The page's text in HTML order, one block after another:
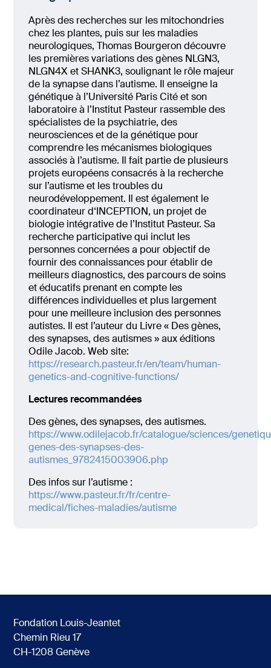
Après des recherches sur les mitochondries
chez les plantes, puis sur les maladies
neurologiques, Thomas Bourgeron découvre
les premières variations des gènes NLGN3,
NLGN4X et SHANK3, soulignant le rôle majeur
de la synapse dans l’autisme. Il enseigne la
génétique à l’Université Paris Cité et son
laboratoire à l’Institut Pasteur rassemble des
spécialistes de la psychiatrie, des
neurosciences et de la génétique pour
comprendre les mécanismes biologiques
associés à l’autisme. Il fait partie de plusieurs
projets européens consacrés à la recherche
sur l’autisme et les troubles du
neurodéveloppement. Il est également le
coordinateur d‘INCEPTION, un projet de
biologie intégrative de l’Institut Pasteur. Sa
recherche participative qui inclut les
personnes concernées a pour objectif de
fournir des connaissances pour établir de
meilleurs diagnostics, des parcours de soins
et éducatifs prenant en compte les
différences individuelles et plus largement
pour une meilleure inclusion des personnes
autistes. Il est l’auteur du Livre « Des gènes,
des synapses, des autismes » aux éditions
Odile Jacob. Web site:
https://research.pasteur.fr/en/team/human-
genetics-and-cognitive-functions/
Lectures recommandées
Des gènes, des synapses, des autismes.
https://www.odilejacob.fr/catalogue/sciences/
genes-des-synapses-des-
autismes_9782415003906.php
Des infos sur l’autisme :
https://www.pasteur.fr/fr/centre-
medical/fiches-maladies/autisme
Fondation Louis-Jeantet
Chemin Rieu 17
CH-1208 Genève